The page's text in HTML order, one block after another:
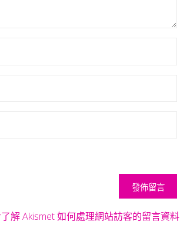
解 Akismet 如何處理網站訪客的留言資料